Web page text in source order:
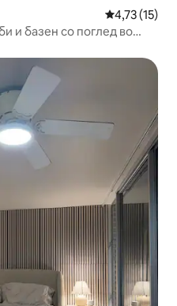
Просечна
4,73 (15)
и базен со поглед во